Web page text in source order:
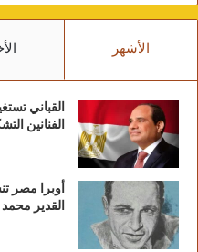
الأشهر
القباني
الفنانين
أوبرا مصر
القدير محمد